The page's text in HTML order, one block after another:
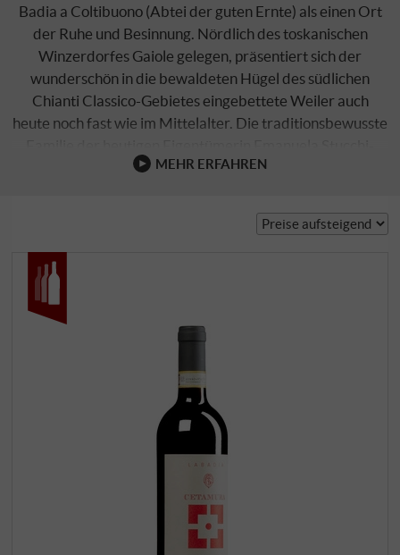
Badia a Coltibuono (Abtei der guten Ernte) als einen Ort
der Ruhe und Besinnung. Nördlich des toskanischen
Winzerdorfes Gaiole gelegen, präsentiert sich der
wunderschön in die bewaldeten Hügel des südlichen
Chianti Classico-Gebietes eingebettete Weiler auch
heute noch fast wie im Mittelalter. Die traditionsbewusste
Prinetti …
MEHR ERFAHREN